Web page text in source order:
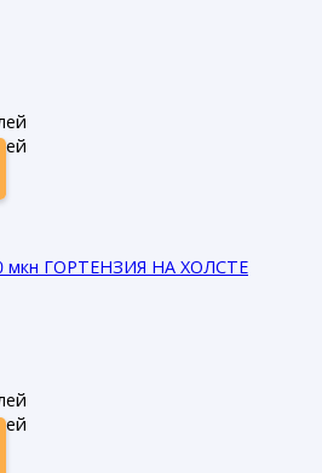
мкн ГОРТЕНЗИЯ НА ХОЛСТЕ